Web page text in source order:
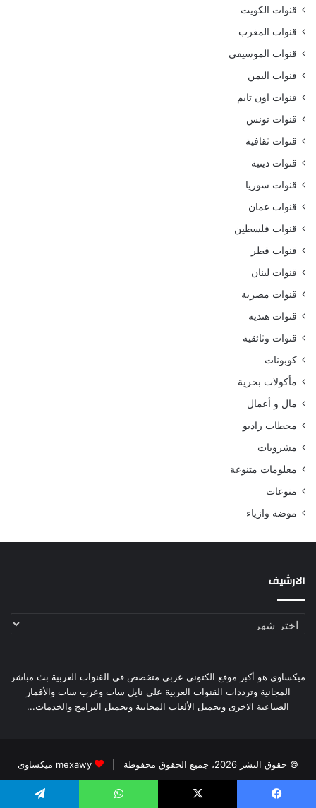
قنوات الكويت
قنوات المغرب
قنوات الموسيقى
قنوات اليمن
قنوات اون تايم
قنوات تونس
قنوات ثقافية
قنوات دينية
قنوات سوريا
قنوات عمان
قنوات فلسطين
قنوات قطر
قنوات لبنان
قنوات مصرية
قنوات هنديه
قنوات وثائقية
كوبونات
مأكولات بحرية
مال و أعمال
محطات راديو
مشروبات
معلومات متنوعة
منوعات
موضة وازياء
الارشيف
الارشيف
ميكساوى هو أكبر موقع الكتونى عربي متخصص فى القنوات العربية بث مباشر
المجانية وترددات القنوات العربية على نايل سات وعرب سات والأقمار
الصناعية الاخرى وتحميل الألعاب المجانية وتحميل البرامج والخدمات...
© حقوق النشر 2026، جميع الحقوق محفوظة |
mexawy ميكساوى
مكتب ترجمة معتمد التجمع الخامس